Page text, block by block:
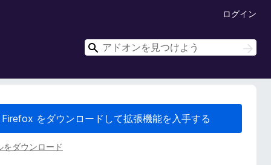
ログイン
検
検
索
Firefox をダウンロードして拡張機能を入手する
をダウンロード